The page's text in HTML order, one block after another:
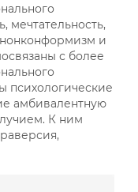
мечтательность,
и
с более
психологические
амбивалентную
К ним